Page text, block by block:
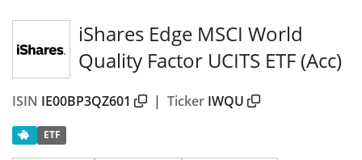
iShares Edge MSCI World
Quality Factor UCITS ETF (Acc)
ISIN IE00BP3QZ601 | Ticker IWQU
ETF